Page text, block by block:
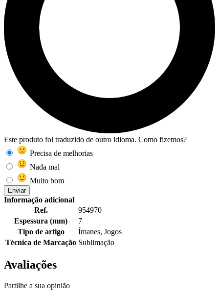
Este produto foi traduzido de outro idioma. Como fizemos?
Precisa de melhorias
Nada mal
Muito bom
Enviar
Informação adicional
Ref.
954970
Espessura (mm)
7
Tipo de artigo
Ímanes, Jogos
Técnica de Marcação Sublimação
Avaliações
Partilhe a sua opinião